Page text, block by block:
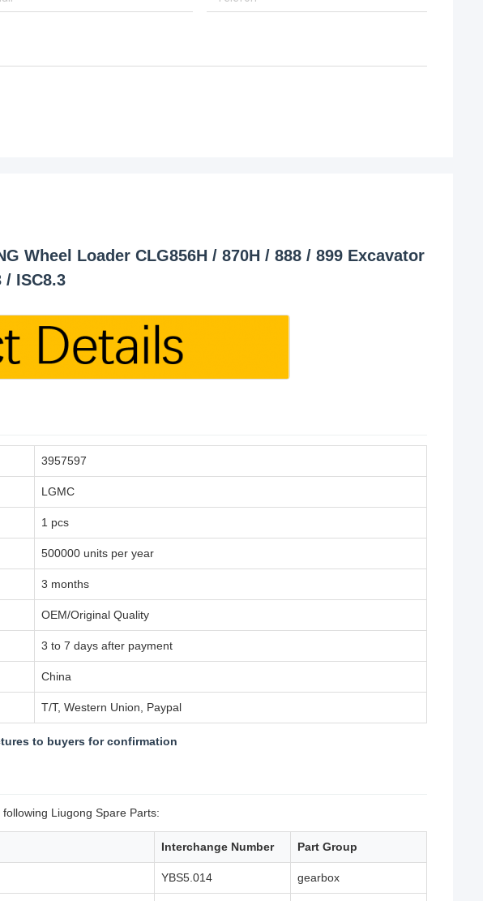
Wheel Loader CLG856H / 870H / 888 / 899 Excavator
/ ISC8.3
3957597
LGMC
1 pcs
500000 units per year
3 months
OEM/Original Quality
3 to 7 days after payment
China
T/T, Western Union, Paypal
to buyers for confirmation
Liugong Spare Parts:
Interchange Number Part Group
YBS5.014 gearbox